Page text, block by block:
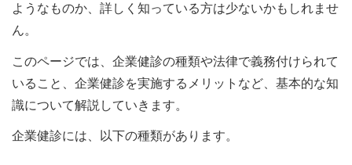
ようなものか、詳しく知っている方は少ないかもしれませ
ん。
このページでは、企業健診の種類や法律で義務付けられて
いること、企業健診を実施するメリットなど、基本的な知
識について解説していきます。
企業健診には、以下の種類があります。